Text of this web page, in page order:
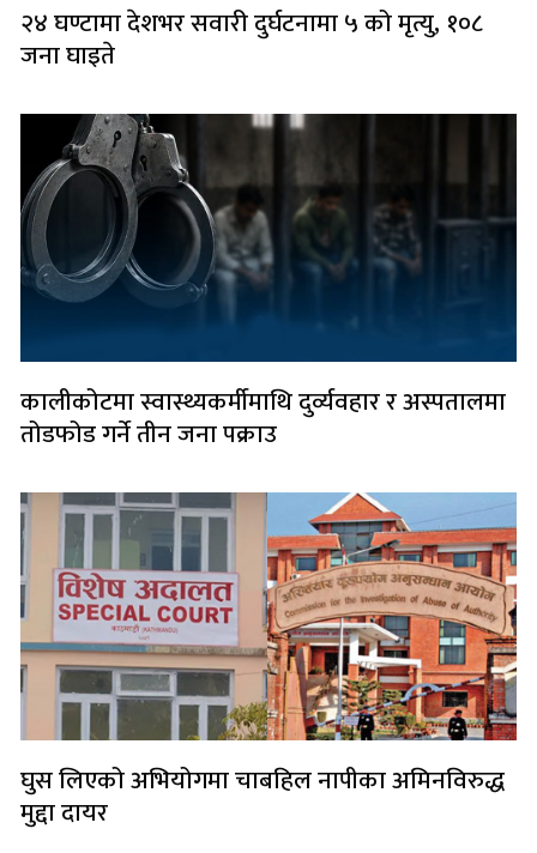
२४ घण्टामा देशभर सवारी दुर्घटनामा ५ को मृत्यु, १०८
जना घाइते
कालीकोटमा स्वास्थ्यकर्मीमाथि दुर्व्यवहार र अस्पतालमा
तोडफोड गर्ने तीन जना पक्राउ
घुस लिएको अभियोगमा चाबहिल नापीका अमिनविरुद्ध
मुद्दा दायर